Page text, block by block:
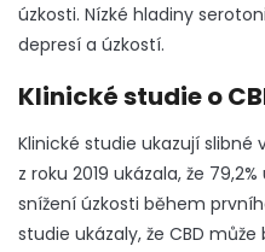
úzkosti. Nízké hladiny
depresí a úzkostí.
Klinické studie o
Klinické studie ukazují slibné
z roku 2019 ukázala, že
snížení úzkosti během
studie ukázaly, že CBD